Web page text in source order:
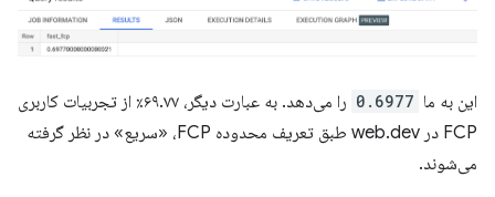
این به ما 0.6977
را می‌دهد. به عبارت دیگر، ۶۹.۷۷٪ از تجربیات کاربری
FCP در web.dev طبق تعریف محدوده FCP، «سریع» در نظر گرفته
می‌شوند.